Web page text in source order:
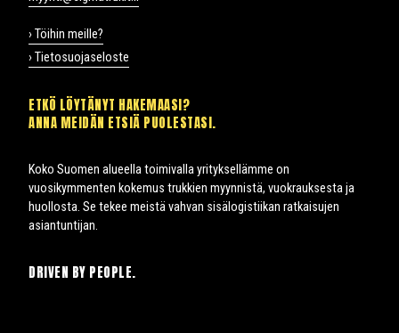
› Töihin meille?
› Tietosuojaseloste
ETKÖ LÖYTÄNYT HAKEMAASI?
ANNA MEIDÄN ETSIÄ PUOLESTASI.
Koko Suomen alueella toimivalla yrityksellämme on
vuosikymmenten kokemus trukkien myynnistä, vuokrauksesta ja
huollosta. Se tekee meistä vahvan sisälogistiikan ratkaisujen
asiantuntijan.
DRIVEN BY PEOPLE.